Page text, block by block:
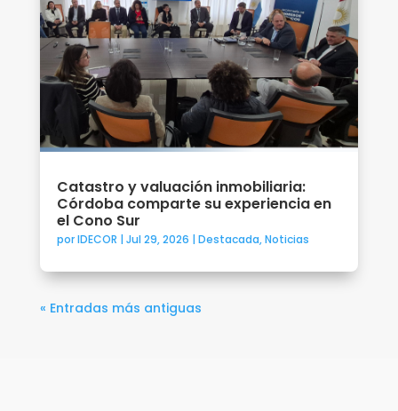
Catastro y valuación inmobiliaria:
Córdoba comparte su experiencia en
el Cono Sur
porIDECOR | Jul 29, 2026 | Destacada,Noticias
« Entradas más antiguas